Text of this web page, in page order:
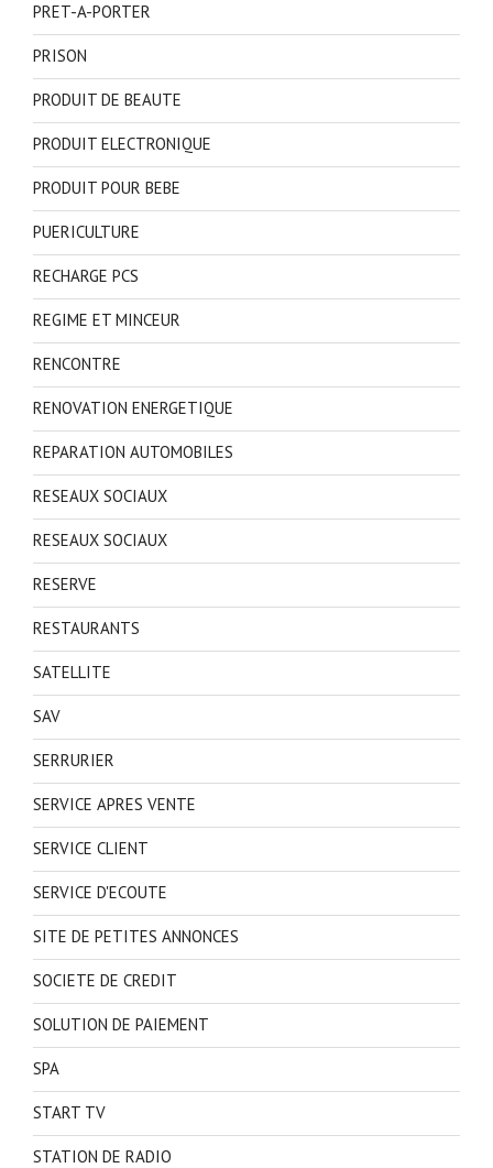
PRET-A-PORTER
PRISON
PRODUIT DE BEAUTE
PRODUIT ELECTRONIQUE
PRODUIT POUR BEBE
PUERICULTURE
RECHARGE PCS
REGIME ET MINCEUR
RENCONTRE
RENOVATION ENERGETIQUE
REPARATION AUTOMOBILES
RESEAUX SOCIAUX
RESEAUX SOCIAUX
RESERVE
RESTAURANTS
SATELLITE
SAV
SERRURIER
SERVICE APRES VENTE
SERVICE CLIENT
SERVICE D'ECOUTE
SITE DE PETITES ANNONCES
SOCIETE DE CREDIT
SOLUTION DE PAIEMENT
SPA
START TV
STATION DE RADIO